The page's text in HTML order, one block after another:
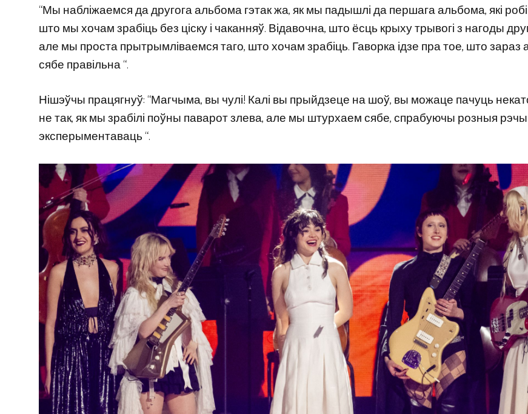
“Мы набліжаемся да другога альбома гэтак жа, як мы падышлі да першага альбома, які
што мы хочам зрабіць без ціску і чаканняў. Відавочна, што ёсць крыху трывогі з нагоды
але мы проста прытрымліваемся таго, што хочам зрабіць. Гаворка ідзе пра тое, што зараз
сябе правільна “.
Нішэўчы працягнуў: “Магчыма, вы чулі! Калі вы прыйдзеце на шоў, вы можаце пачуць
не так, як мы зрабілі поўны паварот злева, але мы штурхаем сябе, спрабуючы розныя рэчы
эксперыментаваць “.